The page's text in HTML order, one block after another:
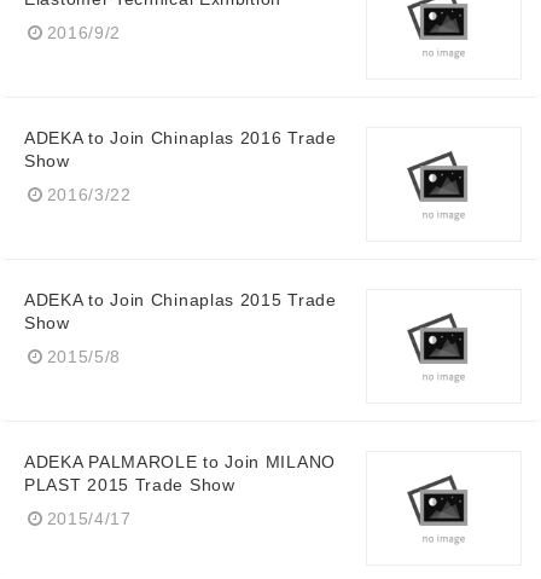
2016/9/2
ADEKA to Join Chinaplas 2016 Trade
Show
2016/3/22
ADEKA to Join Chinaplas 2015 Trade
Show
2015/5/8
ADEKA PALMAROLE to Join MILANO
PLAST 2015 Trade Show
2015/4/17